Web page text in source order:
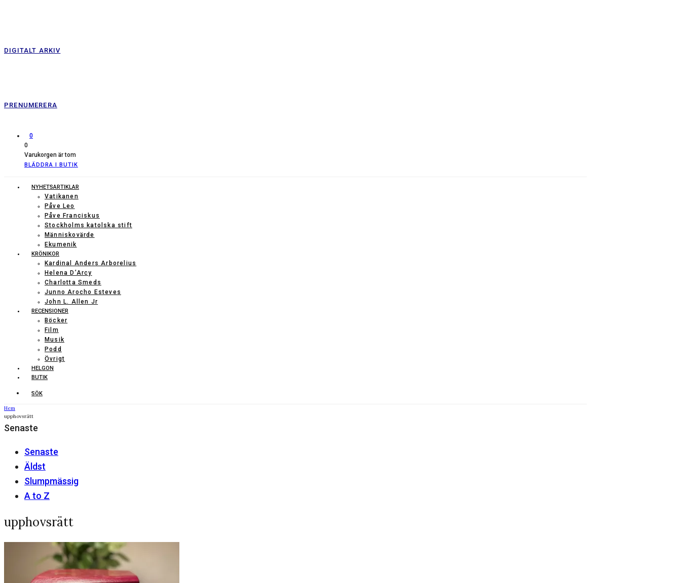
DIGITALT ARKIV
PRENUMERERA
0
0
Varukorgen är tom
BLÄDDRA I BUTIK
NYHETSARTIKLAR
Vatikanen
Påve Leo
Påve Franciskus
Stockholms katolska stift
Människovärde
Ekumenik
KRÖNIKOR
Kardinal Anders Arborelius
Helena D’Arcy
Charlotta Smeds
Junno Arocho Esteves
John L. Allen Jr
RECENSIONER
Böcker
Film
Musik
Podd
Övrigt
HELGON
BUTIK
SÖK
Hem
upphovsrätt
Senaste
Senaste
Äldst
Slumpmässig
A to Z
upphovsrätt